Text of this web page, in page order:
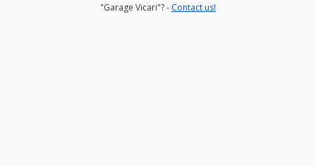
"Garage Vicari"? - Contact us!